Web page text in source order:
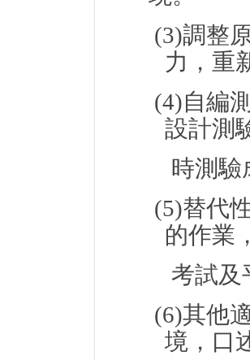
(3)調整
力，重
(4)自編
設計測
時測驗
(5)替代
的作業
考試及
(6)其他
境，口